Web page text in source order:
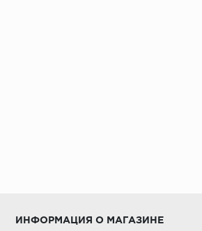
ИНФОРМАЦИЯ О МАГАЗИНЕ